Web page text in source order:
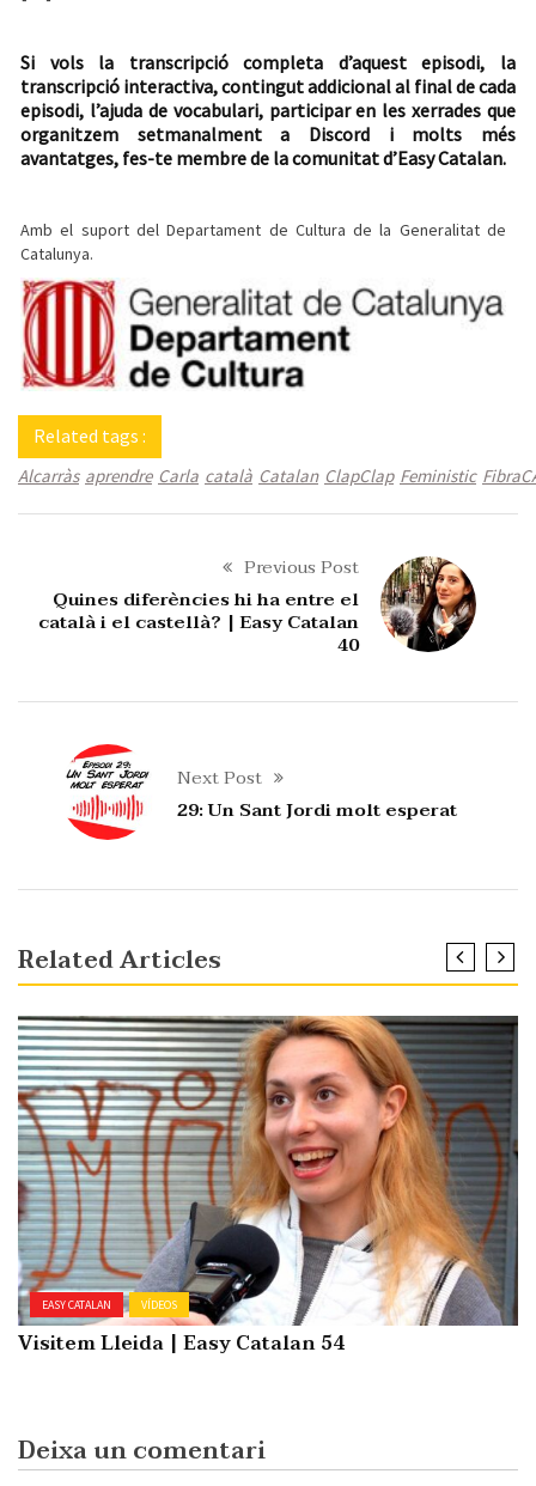
Si vols la transcripció completa d’aquest episodi, la
transcripció interactiva, contingut addicional al final de cada
episodi, l’ajuda de vocabulari, participar en les xerrades que
organitzem setmanalment a Discord i molts més
avantatges, fes-te membre de la comunitat d’Easy Catalan.
Amb el suport del Departament de Cultura de la Generalitat de
Catalunya.
Related tags :
Alcarràs aprendre Carla català Catalan ClapClap Feministic
Previous Post
Quines diferències hi ha entre el
català i el castellà? | Easy Catalan
40
Next Post
29: Un Sant Jordi molt esperat
Related Articles
EASY CATALAN VÍDEOS
Visitem Lleida | Easy Catalan 54
Deixa un comentari